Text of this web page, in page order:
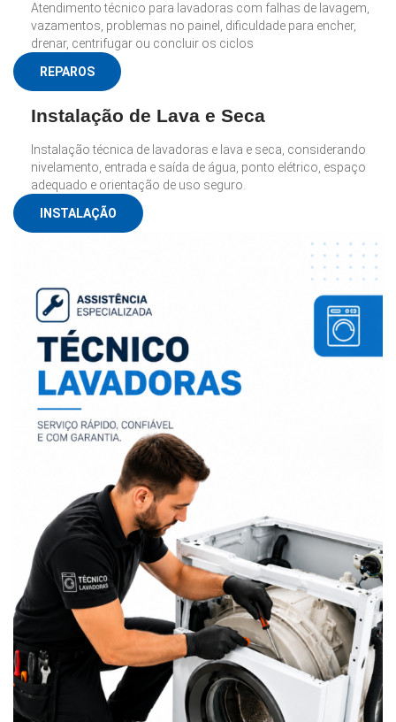
Atendimento técnico para lavadoras com falhas de lavagem,
vazamentos, problemas no painel, dificuldade para encher,
drenar, centrifugar ou concluir os ciclos
REPAROS
Instalação de Lava e Seca
Instalação técnica de lavadoras e lava e seca, considerando
nivelamento, entrada e saída de água, ponto elétrico, espaço
adequado e orientação de uso seguro.
INSTALAÇÃO